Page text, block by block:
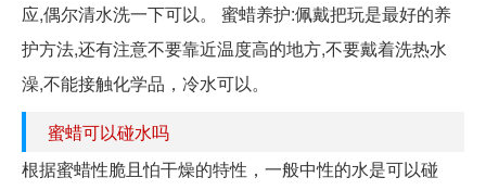
应,偶尔清水洗一下可以。 蜜蜡养护:佩戴把玩是最好的养
护方法,还有注意不要靠近温度高的地方,不要戴着洗热水
澡,不能接触化学品，冷水可以。
蜜蜡可以碰水吗
根据蜜蜡性脆且怕干燥的特性，一般中性的水是可以碰